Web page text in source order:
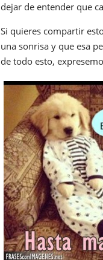
dejar de entender que
Si quieres compartir
una sonrisa y que esa
de todo esto,